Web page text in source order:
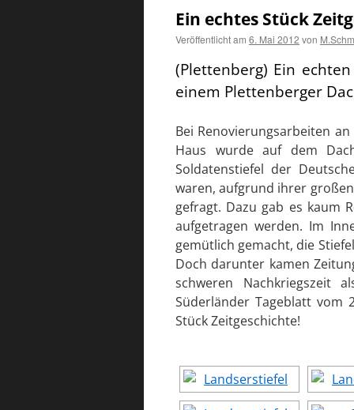
Ein echtes Stück
Veröffentlicht am 6. Mai 2012 von
(Plettenberg) Ein
einem Plettenberger
Bei Renovierungsarbeiten
Haus wurde auf dem
Soldatenstiefel der
waren, aufgrund ihrer
gefragt. Dazu gab es kaum
aufgetragen werden. Im
gemütlich gemacht, die
Doch darunter kamen
schweren Nachkriegszeit
Süderländer Tageblatt vom
Stück Zeitgeschichte!